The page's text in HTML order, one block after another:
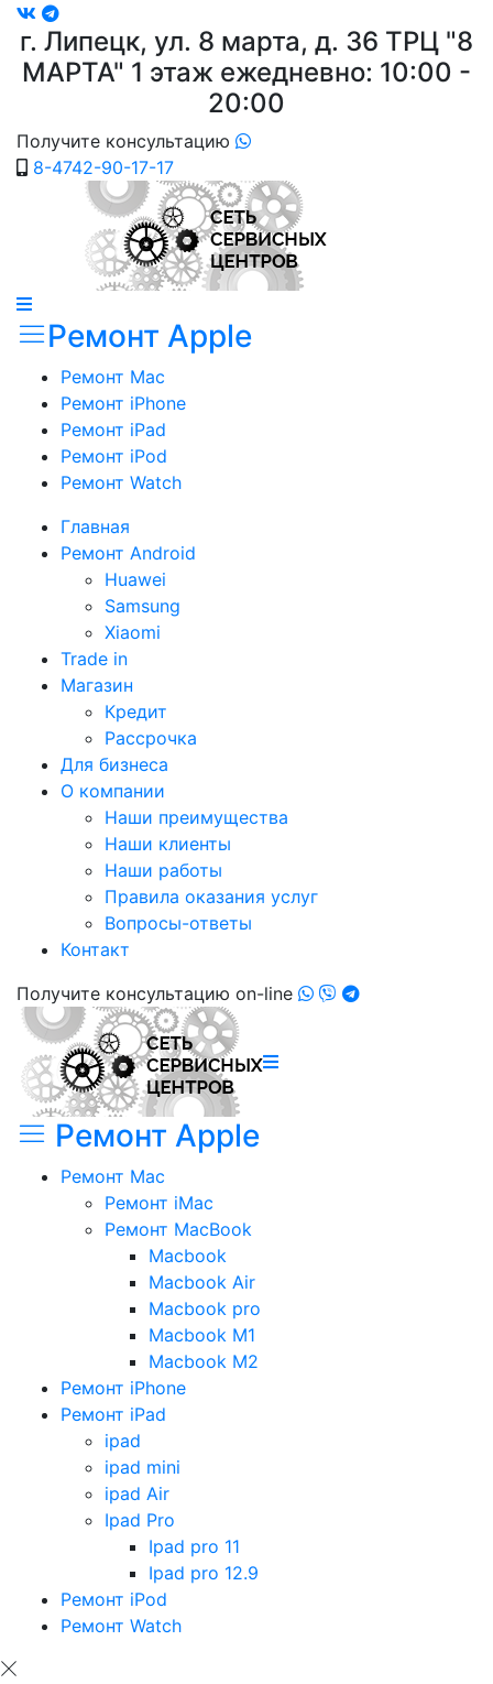
г. Липецк, ул. 8 марта, д. 36 ТРЦ "8
МАРТА" 1 этаж ежедневно: 10:00 -
20:00
Получите консультацию
8-4742-90-17-17
Ремонт Apple
Ремонт Mac
Ремонт iPhone
Ремонт iPad
Ремонт iPod
Ремонт Watch
Главная
Ремонт Android
Huawei
Samsung
Xiaomi
Trade in
Магазин
Кредит
Рассрочка
Для бизнеса
О компании
Наши преимущества
Наши клиенты
Наши работы
Правила оказания услуг
Вопросы-ответы
Контакт
Получите консультацию on-line
Ремонт Apple
Ремонт Mac
Ремонт iMac
Ремонт MacBook
Macbook
Macbook Air
Macbook pro
Macbook M1
Macbook M2
Ремонт iPhone
Ремонт iPad
ipad
ipad mini
ipad Air
Ipad Pro
Ipad pro 11
Ipad pro 12.9
Ремонт iPod
Ремонт Watch